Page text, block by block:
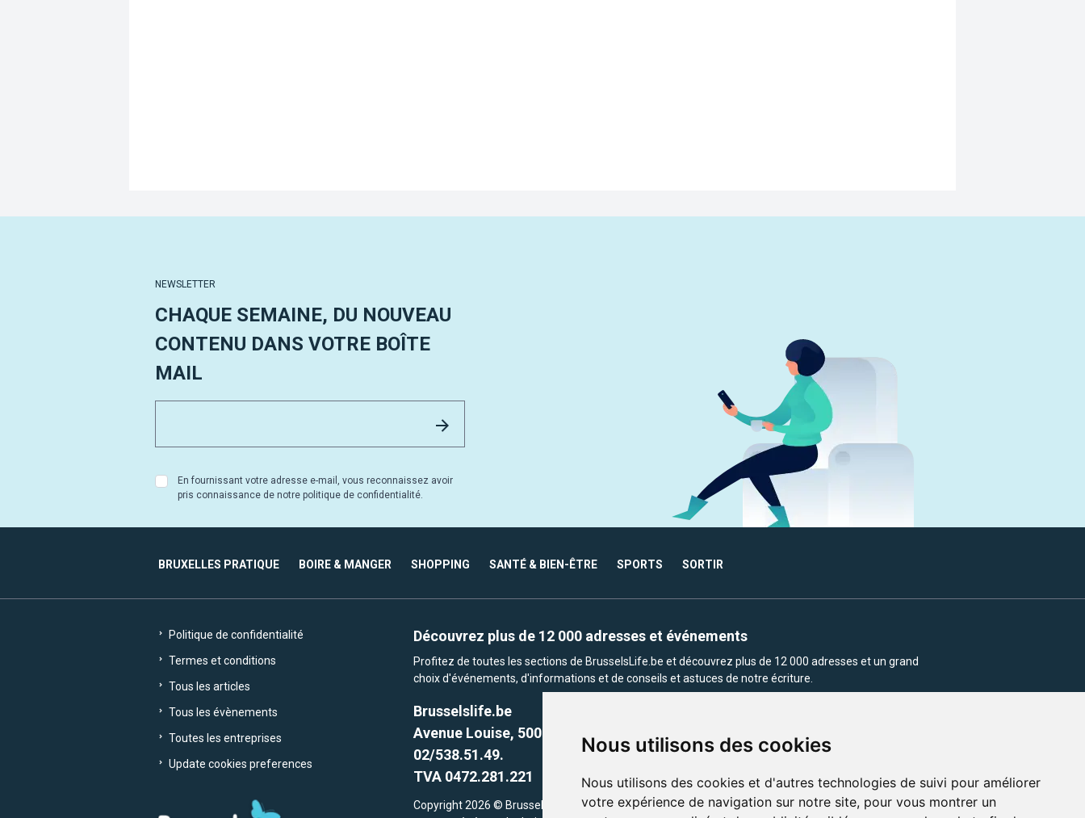
Nous utilisons des cookies
Nous utilisons des cookies et d'autres technologies de suivi pour améliorer
votre expérience de navigation sur notre site, pour vous montrer un
NEWSLETTER
CHAQUE SEMAINE, DU NOUVEAU
CONTENU DANS VOTRE BOÎTE
MAIL
En fournissant votre adresse e-mail, vous reconnaissez avoir
pris connaissance de notre politique de confidentialité.
BRUXELLES PRATIQUE BOIRE & MANGER SHOPPING SANTÉ & BIEN-ÊTRE SPORTS SORTIR
Politique de confidentialité
Termes et conditions
Tous les articles
Tous les évènements
Toutes les entreprises
Update cookies preferences
Découvrez plus de 12 000 adresses et événements
Profitez de toutes les sections de BrusselsLife.be et découvrez plus de 12 000 adresses et un grand
choix d'événements, d'informations et de conseils et astuces de notre écriture.
Brusselslife.be
Avenue Louise, 500 -1050 Ixelles, Brussels,
02/538.51.49.
TVA 0472.281.221
Copyright 2026 © Brusselslife.be Tous droits réservés. Le contenu et les images utilisés sur ce site